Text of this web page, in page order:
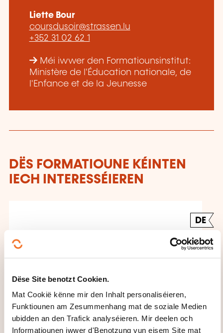
Dëse Site benotzt Cookien.
Mat Cookië kënne mir den Inhalt personaliséieren,
Funktiounen am Zesummenhang mat de soziale Medien
ubidden an den Trafick analyséieren. Mir deelen och
Informatiounen iwwer d'Benotzung vun eisem Site mat
Liette Bour
coursdusoir@strassen.lu
+352 31 02 62 1
Méi iwwer den Formatiounsinstitut:
Ministère de l'Éducation nationale, de
l'Enfance et de la Jeunesse
DËS FORMATIOUNE KÉINTEN
IECH INTERESSÉIEREN
DE
Einstieg in die digitale
Fotografie - Débutant (AR-
PHOT-46)